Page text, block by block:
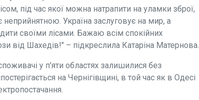
під час якої можна натрапити на уламки зброї,
Україна заслуговує на мир, а
своїми лісами. Бажаю всім спокійних
від Шахедів!" – підкреслила Катаріна Матернова.
у п'яти областях залишилися без
на Чернігівщині, в той час як в Одесі